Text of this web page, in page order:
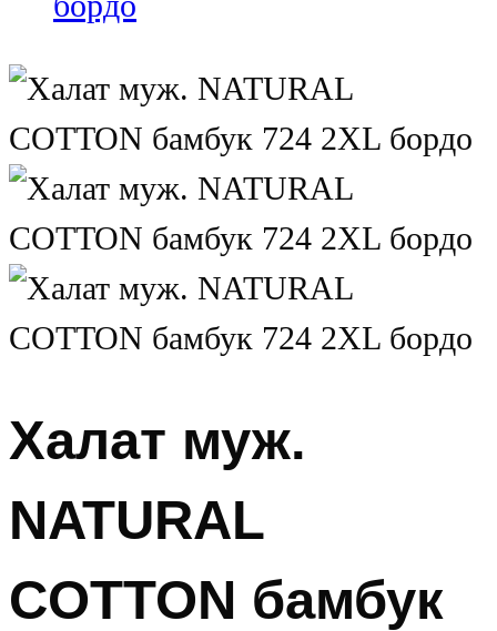
Халат муж.
NATURAL
COTTON бамбук